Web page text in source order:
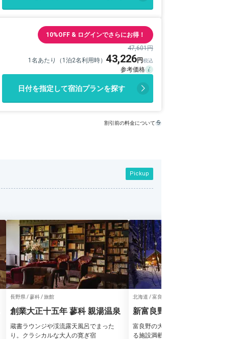
10%OFF & ログインでさらにお得！
47,601円
1名あたり（1泊2名利用時） 43,226
日付を指定して宿泊プランを探す
割引前の料金について
Pickup
長野県 / 蓼科 / 旅館
創業大正十五年 蓼科 親湯温泉
蔵書ラウンジや渓流露天風呂でまった
り。クラシカルな大人の寛ぎ宿
北海道 / 富良野 / リゾートホテル
新富良野プリンスホテル
富良野の大自然を満喫！敷地内で楽し
る施設満載のリゾートホテル